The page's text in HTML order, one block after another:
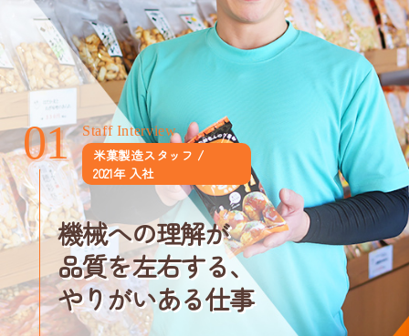
01
01 Staff Interview
米菓製造スタッフ /
2021年 入社
機械への理解が
品質を左右する、
やりがいある仕事